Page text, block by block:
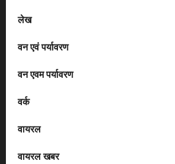
लेख
वन एवं पर्यावरण
वन एवम पर्यावरण
वर्क
वायरल
वायरल खबर